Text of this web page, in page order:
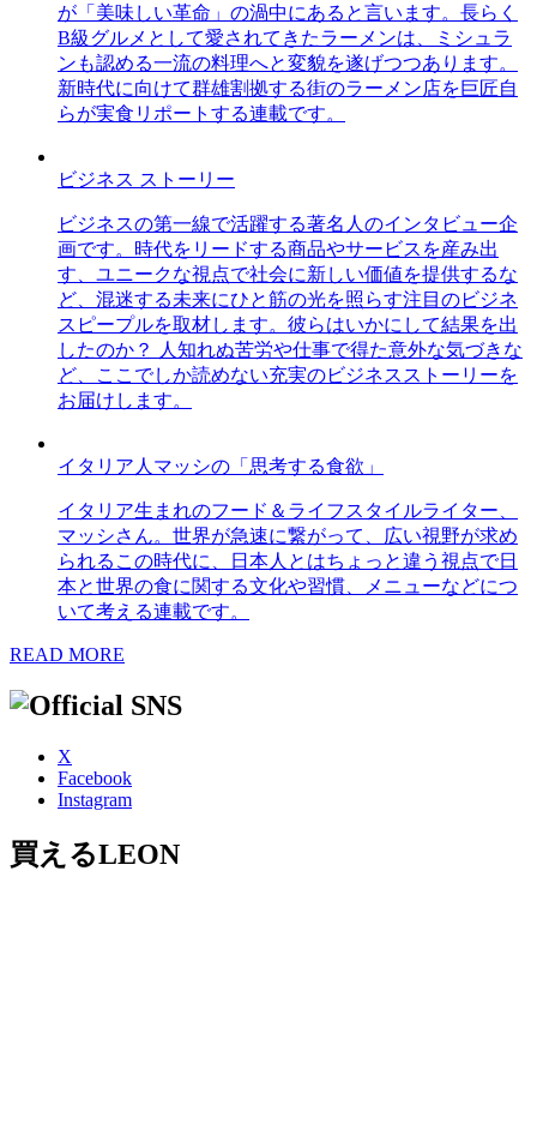
が「美味しい革命」の渦中にあると言います。長らく
B級グルメとして愛されてきたラーメンは、ミシュラ
ンも認める一流の料理へと変貌を遂げつつあります。
新時代に向けて群雄割拠する街のラーメン店を巨匠自
らが実食リポートする連載です。
ビジネス ストーリー
ビジネスの第一線で活躍する著名人のインタビュー企
画です。時代をリードする商品やサービスを産み出
す、ユニークな視点で社会に新しい価値を提供するな
ど、混迷する未来にひと筋の光を照らす注目のビジネ
スピープルを取材します。彼らはいかにして結果を出
したのか？ 人知れぬ苦労や仕事で得た意外な気づきな
ど、ここでしか読めない充実のビジネスストーリーを
お届けします。
イタリア人マッシの「思考する食欲」
イタリア生まれのフード＆ライフスタイルライター、
マッシさん。世界が急速に繋がって、広い視野が求め
られるこの時代に、日本人とはちょっと違う視点で日
本と世界の食に関する文化や習慣、メニューなどにつ
いて考える連載です。
READ MORE
X
Facebook
Instagram
買えるLEON